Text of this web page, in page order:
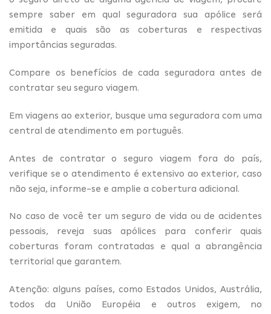
sempre saber em qual seguradora sua apólice será
emitida e quais são as coberturas e respectivas
importâncias seguradas.
Compare os benefícios de cada seguradora antes de
contratar seu seguro viagem.
Em viagens ao exterior, busque uma seguradora com uma
central de atendimento em português.
Antes de contratar o seguro viagem fora do país,
verifique se o atendimento é extensivo ao exterior, caso
não seja, informe-se e amplie a cobertura adicional.
No caso de você ter um seguro de vida ou de acidentes
pessoais, reveja suas apólices para conferir quais
coberturas foram contratadas e qual a abrangência
territorial que garantem.
Atenção: alguns países, como Estados Unidos, Austrália,
todos da União Européia e outros exigem, no